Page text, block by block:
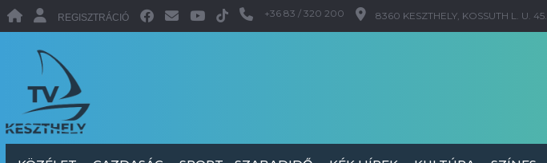
REGISZTRÁCIÓ +36 83 / 320 200 8360 KESZTHELY, KOSSUTH L. U. 45.